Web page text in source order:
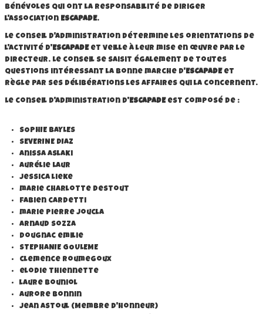
Photos▼
bénévoles qui ont la responsabilité de diriger
l'Association ESCAPADE.
Le conseil d'administration détermine les orientations de
l'activité d'ESCAPADEet veille à leur mise en œuvre par le
directeur. Le conseil se saisit également de toutes
questions intéressant la bonne marche d'ESCAPADEet
règle par ses délibérations les affaires qui la concernent.
Le conseil d'administration d'ESCAPADEest composé de :
SOPHIE BAYLES
SEVERINE DIAZ
Anissa aslaki
Aurélie Laur
jessica lieke
marie charlotte destout
fabien cardetti
marie pierre joucla
arnaud sozza
dougnac emilie
STEPHANIE GOULEME
clemence roumegoux
elodie thiennette
laure bouniol
aurore bonnin
Jean Astoul (Membre d'Honneur)